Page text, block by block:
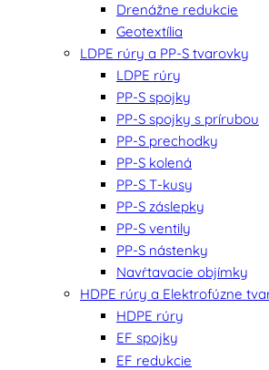
Drenážne redukcie
Geotextília
LDPE rúry a PP-S tvarovky
LDPE rúry
PP-S spojky
PP-S spojky s prírubou
PP-S prechodky
PP-S kolená
PP-S T-kusy
PP-S záslepky
PP-S ventily
PP-S nástenky
Navŕtavacie objímky
HDPE rúry a Elektrofúzne
HDPE rúry
EF spojky
EF redukcie